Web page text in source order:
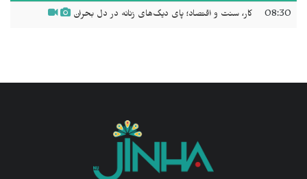
08:30 کار، سنت و اقتصاد؛ پای دیگ‌های زنانه در دل بحران